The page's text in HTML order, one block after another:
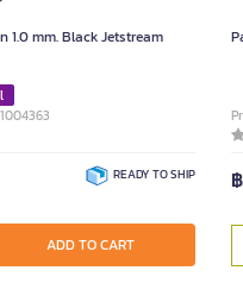
1.0 mm. Black Jetstream
READY TO SHIP
ADD TO CART